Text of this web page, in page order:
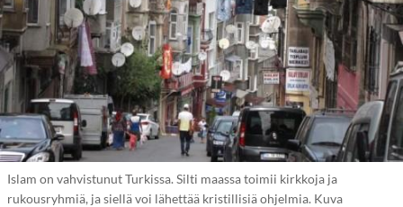
Islam on vahvistunut Turkissa. Silti maassa toimii kirkkoja ja
rukousryhmiä, ja siellä voi lähettää kristillisiä ohjelmia. Kuva